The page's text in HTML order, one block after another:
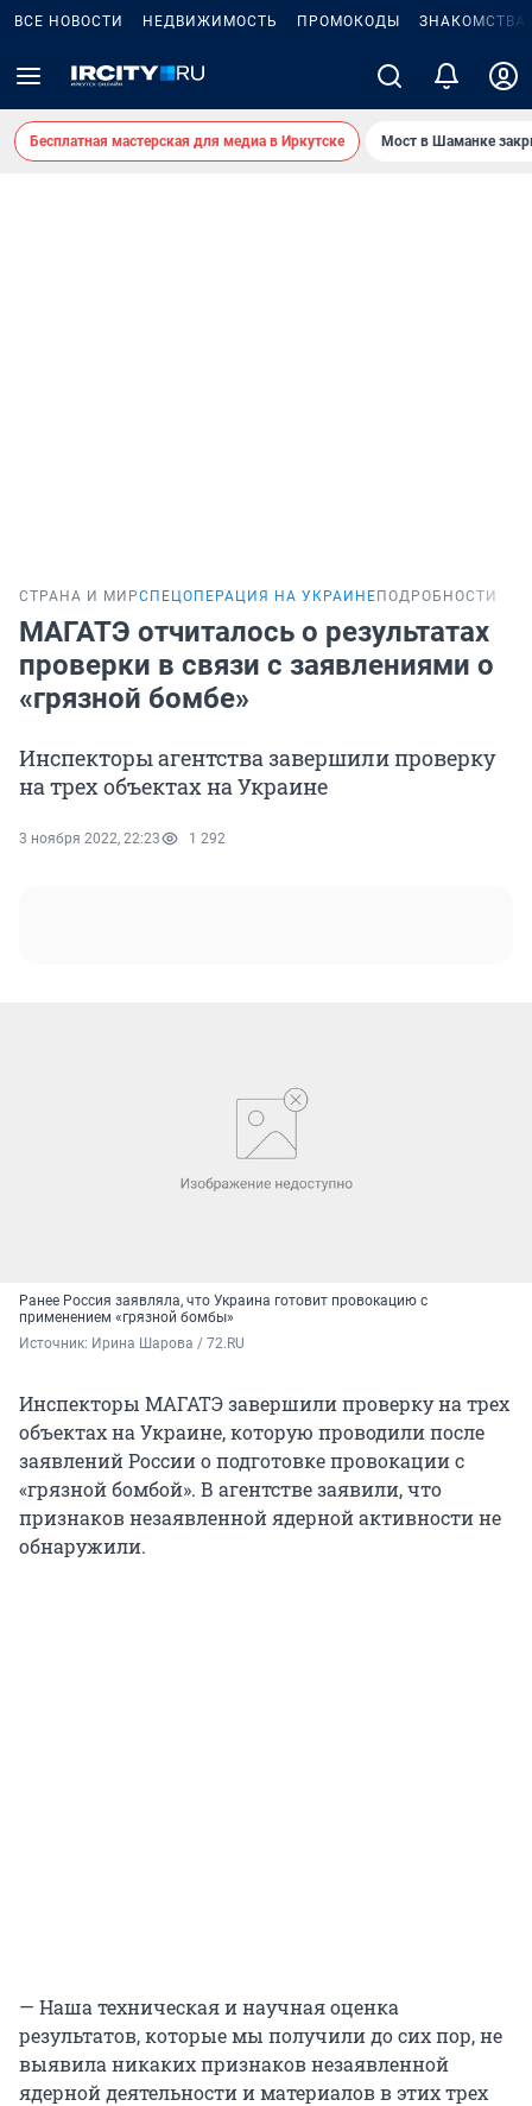
ВСЕ НОВОСТИ НЕДВИЖИМОСТЬ ПРОМОКОДЫ ЗНАКОМСТВА
Бесплатная мастерская для медиа в Иркутске Мост в Шаманке
СТРАНА И МИРСПЕЦОПЕРАЦИЯ НА УКРАИНЕ ПОДРОБНОСТИ
МАГАТЭ отчиталось о результатах
проверки в связи с заявлениями о
«грязной бомбе»
Инспекторы агентства завершили проверку
на трех объектах на Украине
3 ноября 2022, 22:23 1 292
Ранее Россия заявляла, что Украина готовит провокацию с
применением «грязной бомбы»
Источник: Ирина Шарова / 72.RU
Инспекторы МАГАТЭ завершили проверку на трех
объектах на Украине, которую проводили после
заявлений России о подготовке провокации с
«грязной бомбой». В агентстве заявили, что
признаков незаявленной ядерной активности не
обнаружили.
— Наша техническая и научная оценка
результатов, которые мы получили до сих пор, не
выявила никаких признаков незаявленной
ядерной деятельности и материалов в этих трех